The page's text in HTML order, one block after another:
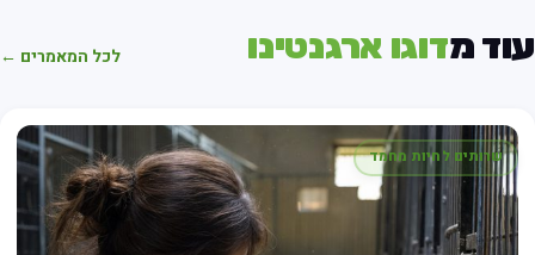
מדוגו ארגנטינו לכל המאמרים ←
שרותים לחיות מחמד